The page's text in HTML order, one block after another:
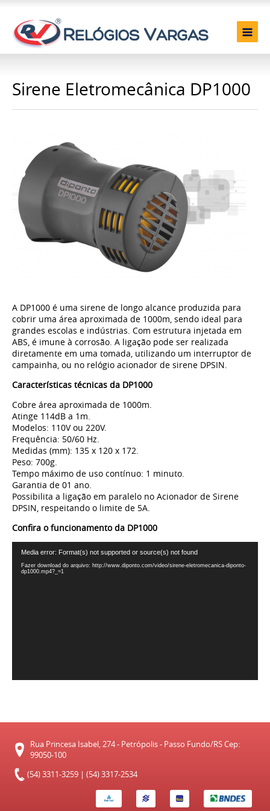
Sirene Eletromecânica DP1000
A DP1000 é uma sirene de longo alcance produzida para
cobrir uma área aproximada de 1000m, sendo ideal para
grandes escolas e indústrias. Com estrutura injetada em
ABS, é imune à corrosão. A ligação pode ser realizada
diretamente em uma tomada, utilizando um interruptor de
campainha, ou no relógio acionador de sirene DPSIN.
Características técnicas da DP1000
Cobre área aproximada de 1000m.
Atinge 114dB a 1m.
Modelos: 110V ou 220V.
Frequência: 50/60 Hz.
Medidas (mm): 135 x 120 x 172.
Peso: 700g.
Tempo máximo de uso contínuo: 1 minuto.
Garantia de 01 ano.
Possibilita a ligação em paralelo no Acionador de Sirene
DPSIN, respeitando o limite de 5A.
Confira o funcionamento da DP1000
Tocador
vídeo
Media error: Format(s) not supported or source(s) not found
Fazer download do arquivo: http://www.diponto.com/video/sirene-eletromecanica-diponto-
dp1000.mp4?_=1
Rua Princesa Isabel, 274 - Petrópolis - Passo Fundo/RS Cep:
99050-100
(54) 3311-3259 | (54) 3317-2534